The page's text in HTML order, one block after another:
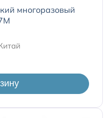
многоразовый